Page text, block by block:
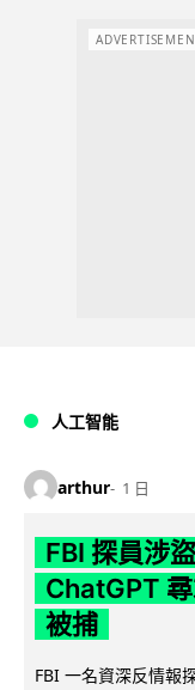
人工智能
arthur 1 日
FBI 探員涉
ChatGPT
被捕
FBI 一名資深反情報